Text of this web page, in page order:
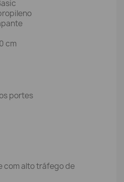
cm
portes
com alto tráfego de